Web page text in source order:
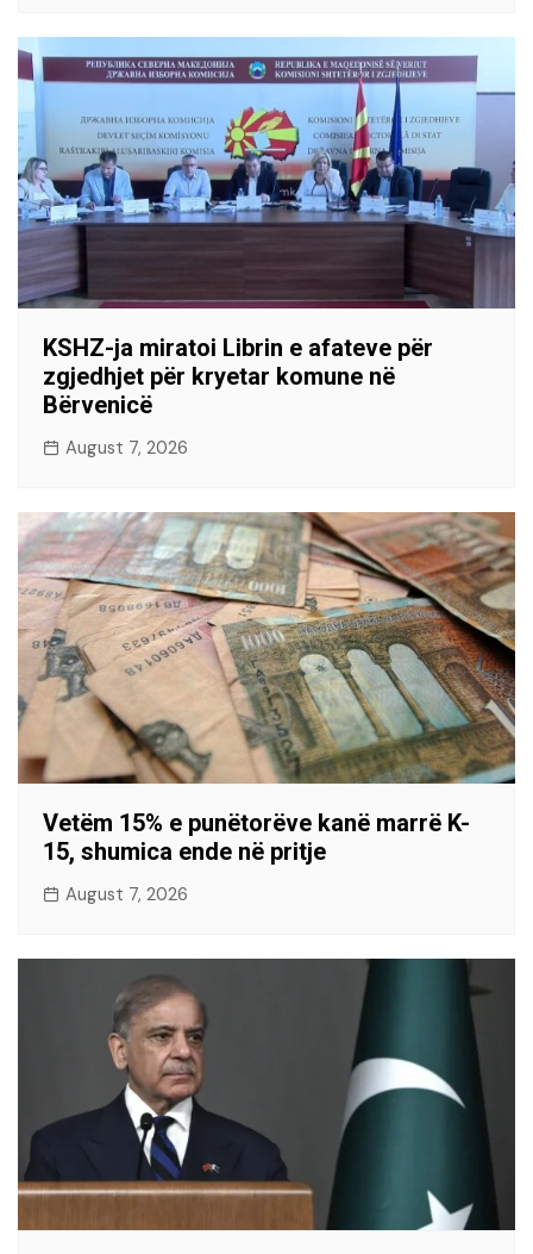
KSHZ-ja miratoi Librin e afateve për
zgjedhjet për kryetar komune në
Bërvenicë
August 7, 2026
Vetëm 15% e punëtorëve kanë marrë K-
15, shumica ende në pritje
August 7, 2026